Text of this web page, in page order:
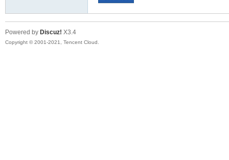
Powered by Discuz! X3.4
Copyright © 2001-2021, Tencent Cloud.